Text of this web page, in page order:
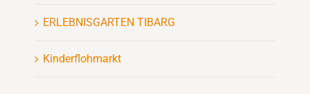
ERLEBNISGARTEN TIBARG
Kinderflohmarkt